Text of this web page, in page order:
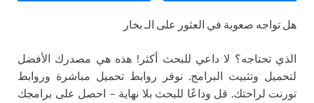
هل تواجه صعوبة في العثور على الـ بخار
الذي تحتاجه؟ لا داعي للبحث أكثر! هذه هي مصدرك الأفضل
لتحميل وتثبيت البرامج. نوفر روابط تحميل مباشرة وروابط
تورنت لراحتك. قل وداعًا للبحث بلا نهاية – احصل على برامجك